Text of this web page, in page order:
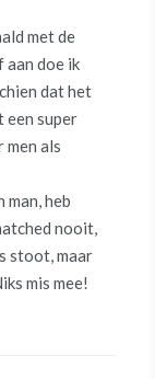
met de
aan doe ik
dat het
een super
als
man, heb
nooit,
stoot, maar
mis mee!